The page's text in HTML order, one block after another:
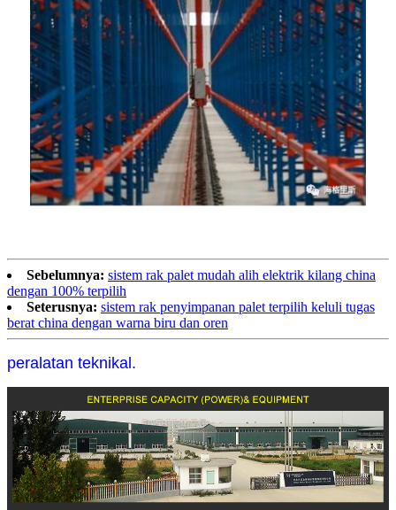
Sebelumnya: sistem rak palet mudah alih elektrik kilang china
dengan 100% terpilih
Seterusnya: sistem rak penyimpanan palet terpilih keluli tugas
berat china dengan warna biru dan oren
peralatan teknikal.